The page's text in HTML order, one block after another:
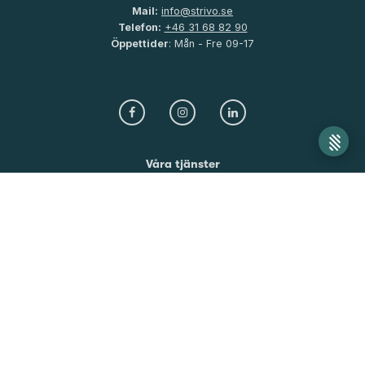
Mail: info@strivo.se
Telefon: +46 31 68 82 90
Öppettider: Mån - Fre 09-17
Våra tjänster